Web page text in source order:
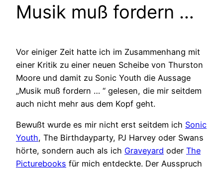
Musik muß fordern …
Vor einiger Zeit hatte ich im Zusammenhang mit
einer Kritik zu einer neuen Scheibe von Thurston
Moore und damit zu Sonic Youth die Aussage
„Musik muß fordern … “ gelesen, die mir seitdem
auch nicht mehr aus dem Kopf geht.
Bewußt wurde es mir nicht erst seitdem ich Sonic
Youth, The Birthdayparty, PJ Harvey oder Swans
hörte, sondern auch als ich Graveyard oder The
Picturebooks für mich entdeckte. Der Ausspruch